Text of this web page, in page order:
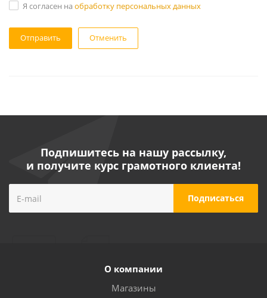
Я согласен на обработку персональных данных
Отменить
Подпишитесь на нашу рассылку,
и получите курс грамотного клиента!
О компании
Магазины